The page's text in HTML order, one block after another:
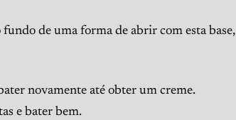
de uma forma de abrir com esta base,
novamente até obter um creme.
e bater bem.